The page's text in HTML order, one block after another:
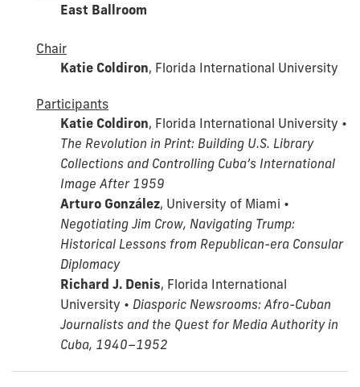
East Ballroom
Chair
Katie Coldiron, Florida International University
Participants
Katie Coldiron, Florida International University •
The Revolution in Print: Building U.S. Library
Collections and Controlling Cuba’s International
Image After 1959
Arturo González, University of Miami •
Negotiating Jim Crow, Navigating Trump:
Historical Lessons from Republican-era Consular
Diplomacy
Richard J. Denis, Florida International
University • Diasporic Newsrooms: Afro-Cuban
Journalists and the Quest for Media Authority in
Cuba, 1940–1952